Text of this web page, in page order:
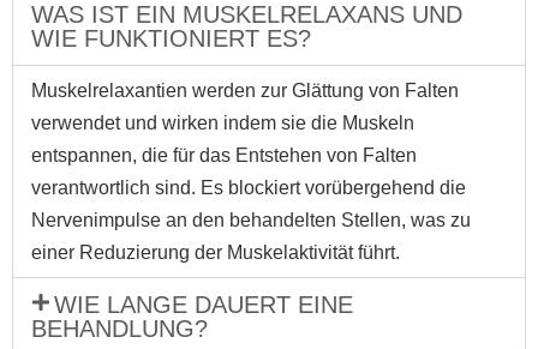
WAS IST EIN MUSKELRELAXANS UND
WIE FUNKTIONIERT ES?
Muskelrelaxantien werden zur Glättung von Falten
verwendet und wirken indem sie die Muskeln
entspannen, die für das Entstehen von Falten
verantwortlich sind. Es blockiert vorübergehend die
Nervenimpulse an den behandelten Stellen, was zu
einer Reduzierung der Muskelaktivität führt.
WIE LANGE DAUERT EINE
BEHANDLUNG?